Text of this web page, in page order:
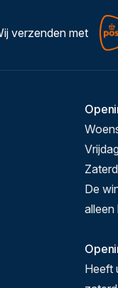
verzenden met
De
alleen
Heeft